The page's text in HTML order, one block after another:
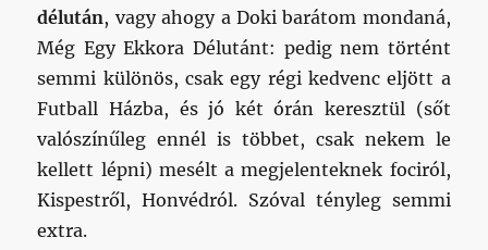
délután, vagy ahogy a Doki barátom mondaná,
Még Egy Ekkora Délutánt: pedig nem történt
semmi különös, csak egy régi kedvenc eljött a
Futball Házba, és jó két órán keresztül (sőt
valószínűleg ennél is többet, csak nekem le
kellett lépni) mesélt a megjelenteknek fociról,
Kispestről, Honvédról. Szóval tényleg semmi
extra.